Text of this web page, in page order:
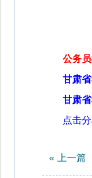
公务
甘肃
甘肃
点击
« 上一篇